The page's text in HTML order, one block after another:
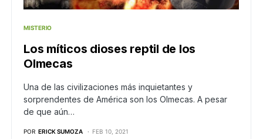
MISTERIO
Los míticos dioses reptil de los
Olmecas
Una de las civilizaciones más inquietantes y
sorprendentes de América son los Olmecas. A pesar
de que aún…
POR ERICK SUMOZA FEB 10, 2021